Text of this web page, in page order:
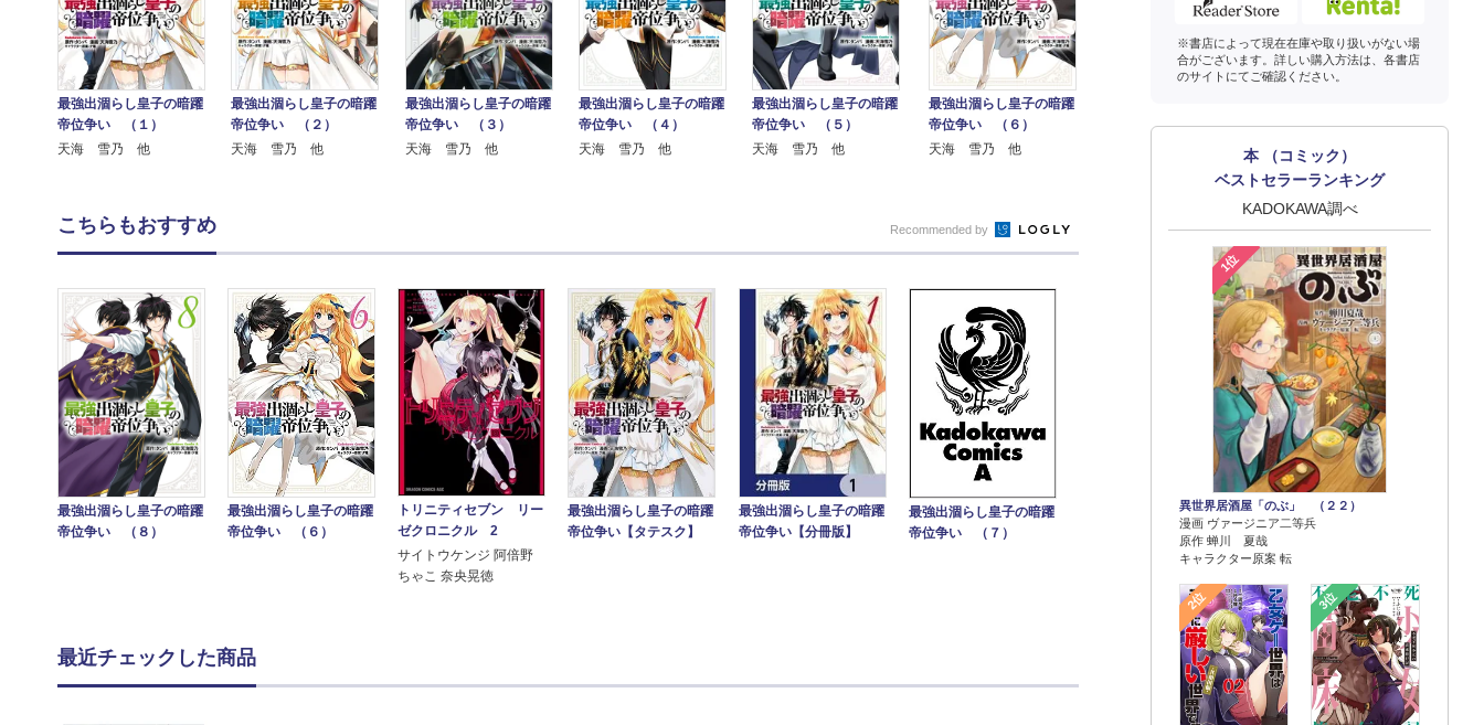
最強出涸らし皇子の暗躍
帝位争い （１）
天海 雪乃 他
最強出涸らし皇子の暗躍
帝位争い （２）
天海 雪乃 他
最強出涸らし皇子の暗躍
帝位争い （３）
天海 雪乃 他
最強出涸らし皇子の暗躍
帝位争い （４）
天海 雪乃 他
最強出涸らし皇子の暗躍
帝位争い （５）
天海 雪乃 他
最強出涸らし皇子の暗躍
帝位争い （６）
天海 雪乃 他
※書店によって現在在庫や取り扱いがない場
合がございます。詳しい購入方法は、各書店
のサイトにてご確認ください。
本 （コミック）
ベストセラーランキング
KADOKAWA調べ
1位
異世界居酒屋「のぶ」 （２２）
漫画 ヴァージニア二等兵
原作 蝉川 夏哉
キャラクター原案 転
2位 3位
こちらもおすすめ Recommended by
最強出涸らし皇子の暗躍
帝位争い （８）
最強出涸らし皇子の暗躍
帝位争い （６）
トリニティセブン リー
ゼクロニクル 2
サイトウケンジ 阿倍野
ちゃこ 奈央晃徳
最強出涸らし皇子の暗躍
帝位争い【タテスク】
最強出涸らし皇子の暗躍
帝位争い【分冊版】
最強出涸らし皇子の暗躍
帝位争い （７）
最近チェックした商品